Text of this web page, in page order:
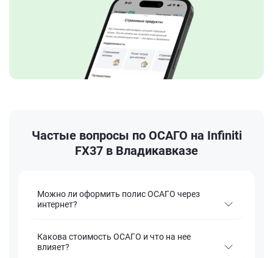
Частые вопросы по ОСАГО на Infiniti
FX37 в Владикавказе
Можно ли оформить полис ОСАГО через
интернет?
Какова стоимость ОСАГО и что на нее
влияет?